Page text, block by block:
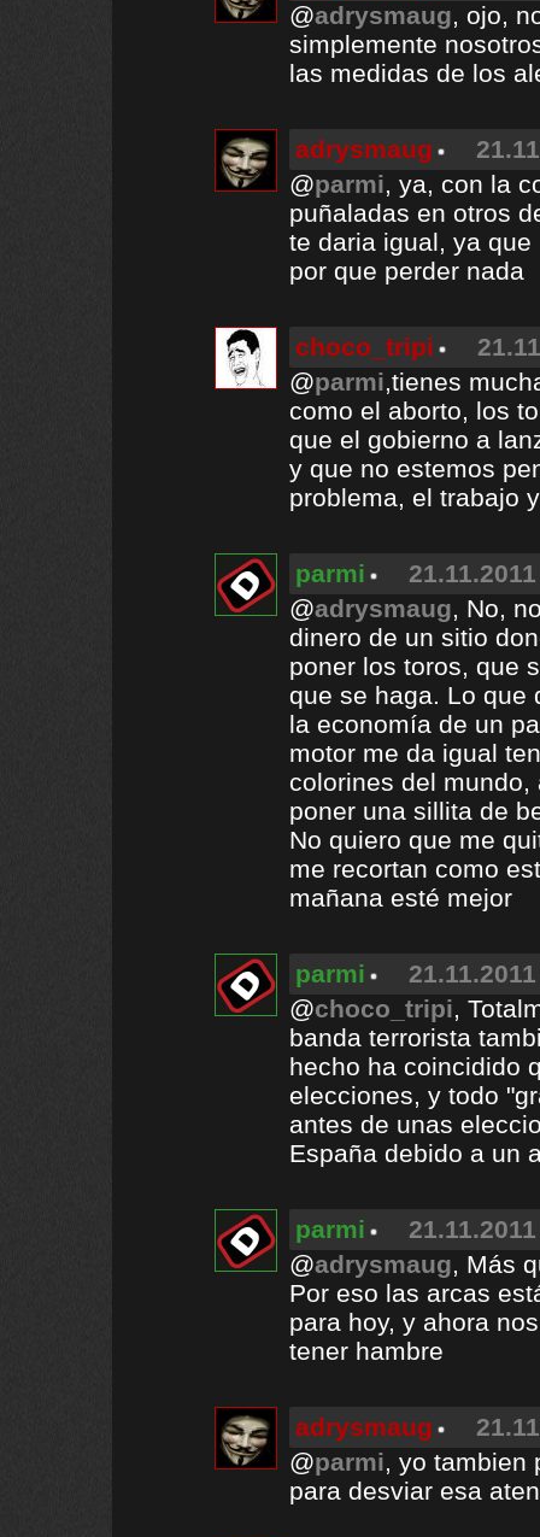
@adrysmaug, ojo,
simplemente
las medidas de los
adrysmaug
@parmi, ya, con la
puñaladas en otros
te daria igual, ya
por que perder nada
choco_tripi
@parmi,tienes
como el aborto, los
que el gobierno a
y que no estemos
problema, el trabajo
parmi
@adrysmaug, No,
dinero de un sitio
poner los toros, que
que se haga. Lo que
la economía de un
motor me da igual
colorines del
poner una sillita de
No quiero que me
me recortan como
mañana esté mejor
parmi
@choco_tripi,
banda terrorista
hecho ha coincidido
elecciones, y todo
antes de unas
España debido a un
parmi
@adrysmaug, Más
Por eso las arcas
para hoy, y ahora
tener hambre
adrysmaug
@parmi, yo tambien
para desviar esa